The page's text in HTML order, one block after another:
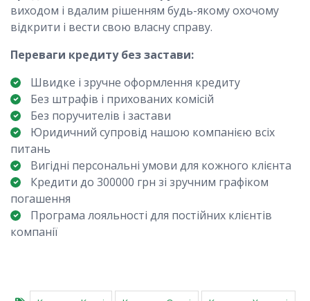
виходом і вдалим рішенням будь-якому охочому
відкрити і вести свою власну справу.
Переваги кредиту без застави:
Швидке і зручне оформлення кредиту
Без штрафів і прихованих комісій
Без поручителів і застави
Юридичний супровід нашою компанією всіх
питань
Вигідні персональні умови для кожного клієнта
Кредити до 300000 грн зі зручним графіком
погашення
Програма лояльності для постійних клієнтів
компанії